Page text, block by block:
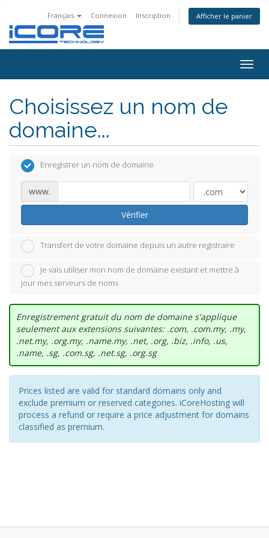
Français Connexion Inscription Afficher le panier
Choisissez un nom de
domaine...
Enregistrer un nom de domaine
www.
Vérifier
Transfert de votre domaine depuis un autre registraire
Je vais utiliser mon nom de domaine existant et mettre à
jour mes serveurs de noms
Enregistrement gratuit du nom de domaine s'applique
seulement aux extensions suivantes: .com, .com.my, .my,
.net.my, .org.my, .name.my, .net, .org, .biz, .info, .us,
.name, .sg, .com.sg, .net.sg, .org.sg
Prices listed are valid for standard domains only and
exclude premium or reserved categories. iCoreHosting will
process a refund or require a price adjustment for domains
classified as premium.